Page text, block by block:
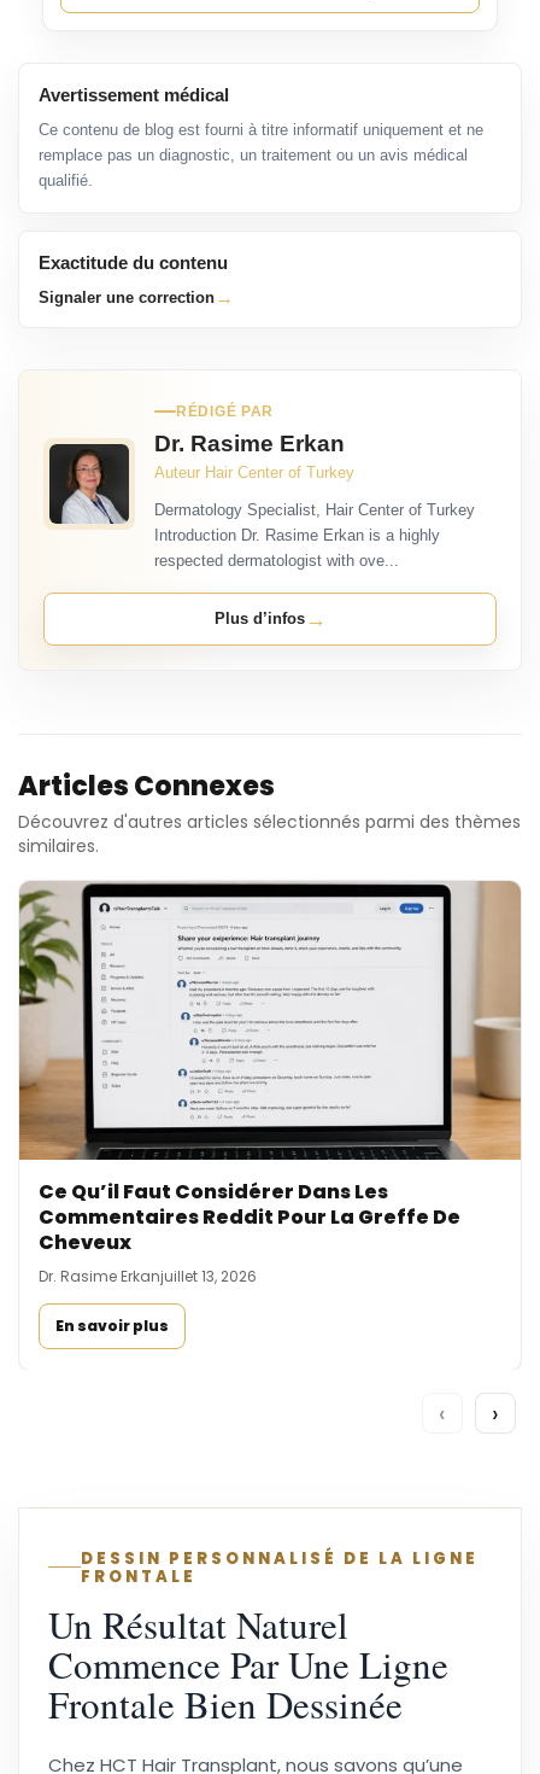
Avertissement médical
Ce contenu de blog est fourni à titre informatif uniquement et ne
remplace pas un diagnostic, un traitement ou un avis médical
qualifié.
Exactitude du contenu
Signaler une correction →
RÉDIGÉ PAR
Dr. Rasime Erkan
Auteur Hair Center of Turkey
Dermatology Specialist, Hair Center of Turkey
Introduction Dr. Rasime Erkan is a highly
respected dermatologist with ove...
Plus d’infos→
Articles Connexes
Découvrez d'autres articles sélectionnés parmi des thèmes
similaires.
Ce Qu’il Faut Considérer Dans Les
Commentaires Reddit Pour La Greffe De
Cheveux
Dr. Rasime Erkanjuillet 13, 2026
En savoir plus
‹ ›
DESSIN PERSONNALISÉ DE LA LIGNE
FRONTALE
Un Résultat Naturel
Commence Par Une Ligne
Frontale Bien Dessinée
Chez HCT Hair Transplant, nous savons qu’une